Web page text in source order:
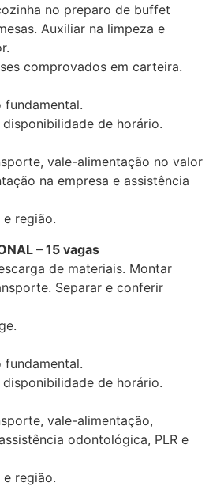
no preparo de buffet
Auxiliar na limpeza e
comprovados em carteira.
fundamental.
de horário.
vale-alimentação no valor
na empresa e assistência
região.
– 15 vagas
de materiais. Montar
Separar e conferir
fundamental.
de horário.
vale-alimentação,
odontológica, PLR e
região.